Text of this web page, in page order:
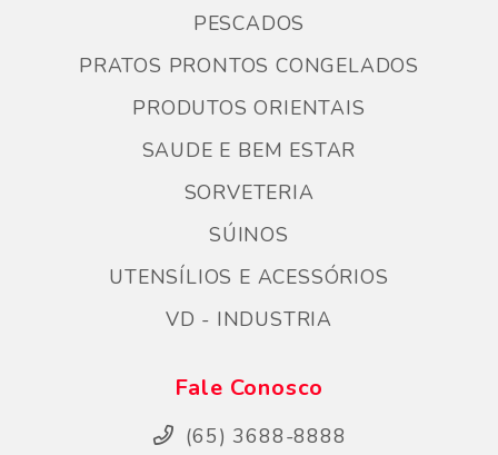
PESCADOS
PRATOS PRONTOS CONGELADOS
PRODUTOS ORIENTAIS
SAUDE E BEM ESTAR
SORVETERIA
SÚINOS
UTENSÍLIOS E ACESSÓRIOS
VD - INDUSTRIA
Fale Conosco
(65) 3688-8888